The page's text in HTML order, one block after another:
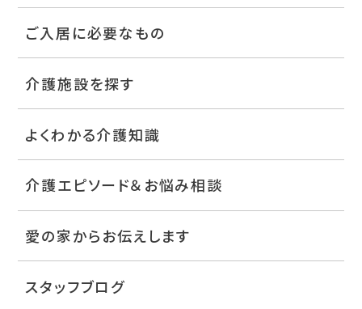
ご入居に必要なもの
介護施設を探す
よくわかる介護知識
介護エピソード＆お悩み相談
愛の家からお伝えします
スタッフブログ